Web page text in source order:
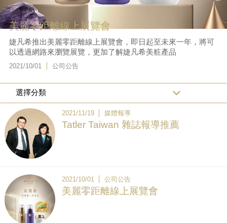
美麗零距離線上展覽會
婕凡希推出美麗零距離線上展覽會，即日起至未來一年，將可
以透過網路來瀏覽展覽，更加了解婕凡希美粧產品
2021/10/01 公司公告
2021/11/19 媒體報導
Tatler Taiwan 雜誌報導推薦
2021/10/01 公司公告
美麗零距離線上展覽會